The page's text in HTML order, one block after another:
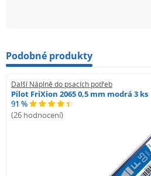
Podobné produkty
Další Náplně do psacích potřeb
Pilot FriXion 2065 0,5 mm modrá 3 ks
91 %
(26 hodnocení)